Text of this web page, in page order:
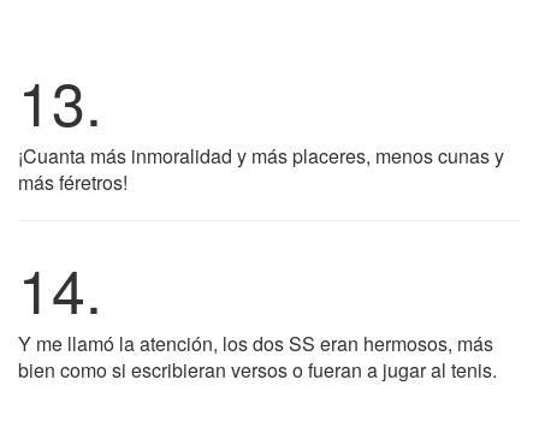
13.
¡Cuanta más inmoralidad y más placeres, menos cunas y
más féretros!
14.
Y me llamó la atención, los dos SS eran hermosos, más
bien como si escribieran versos o fueran a jugar al tenis.